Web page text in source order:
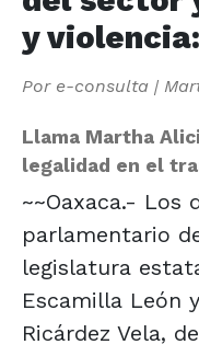
y
Por e-consulta |
Llama Martha
legalidad en el
~~Oaxaca.- Los
parlamentario
legislatura
Escamilla León
Ricárdez Vela,